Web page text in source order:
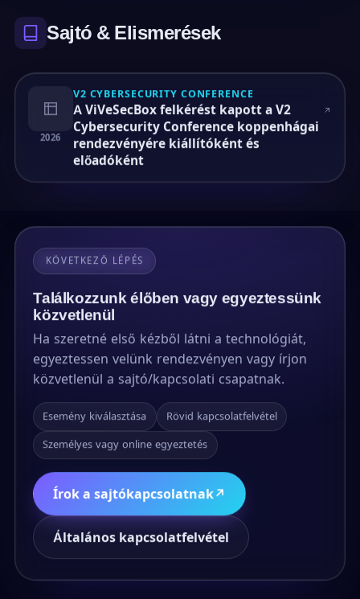
Sajtó & Elismerések
2026
V2 CYBERSECURITY CONFERENCE
A ViVeSecBox felkérést kapott a V2
Cybersecurity Conference koppenhágai
rendezvényére kiállítóként és
előadóként
KÖVETKEZŐ LÉPÉS
Találkozzunk élőben vagy egyeztessünk
közvetlenül
Ha szeretné első kézből látni a technológiát,
egyeztessen velünk rendezvényen vagy írjon
közvetlenül a sajtó/kapcsolati csapatnak.
Esemény kiválasztása Rövid kapcsolatfelvétel
Személyes vagy online egyeztetés
Írok a sajtókapcsolatnak↗
Általános kapcsolatfelvétel